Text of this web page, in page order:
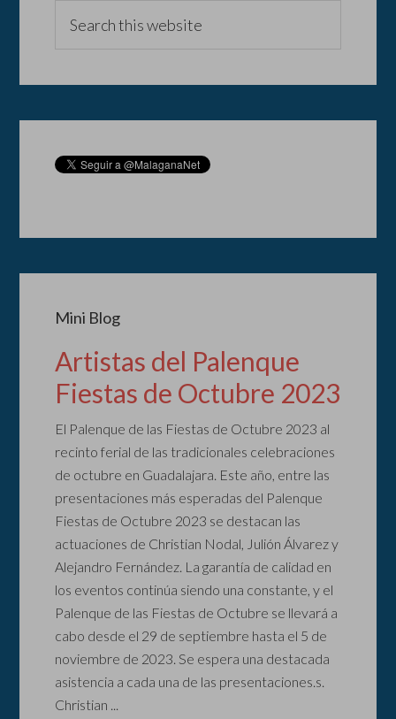
Mini Blog
Artistas del Palenque
Fiestas de Octubre 2023
El Palenque de las Fiestas de Octubre 2023 al
recinto ferial de las tradicionales celebraciones
de octubre en Guadalajara. Este año, entre las
presentaciones más esperadas del Palenque
Fiestas de Octubre 2023 se destacan las
actuaciones de Christian Nodal, Julión Álvarez y
Alejandro Fernández. La garantía de calidad en
los eventos continúa siendo una constante, y el
Palenque de las Fiestas de Octubre se llevará a
cabo desde el 29 de septiembre hasta el 5 de
noviembre de 2023. Se espera una destacada
asistencia a cada una de las presentaciones.s.
Christian ...